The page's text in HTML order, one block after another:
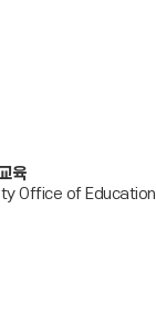
육
Office of Education